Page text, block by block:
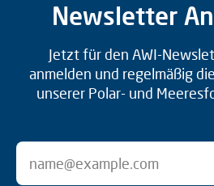
Newsletter
Jetzt für den AWI-
anmelden und regelmäßig
unserer Polar- und